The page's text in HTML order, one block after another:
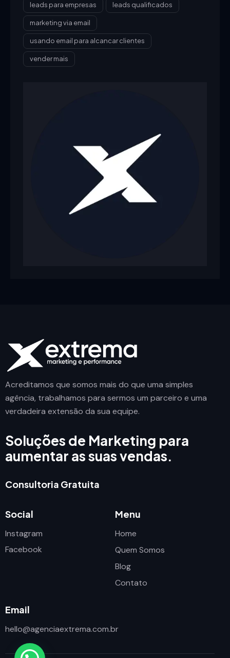
leads para empresas leads qualificados
marketing via email
usando email para alcancar clientes
vender mais
Acreditamos que somos mais do que uma simples
agência, trabalhamos para sermos um parceiro e uma
verdadeira extensão da sua equipe.
Soluções de Marketing para
aumentar as suas vendas.
Consultoria Gratuita
Social
Instagram
Facebook
Menu
Home
Quem Somos
Blog
Contato
Email
hello@agenciaextrema.com.br